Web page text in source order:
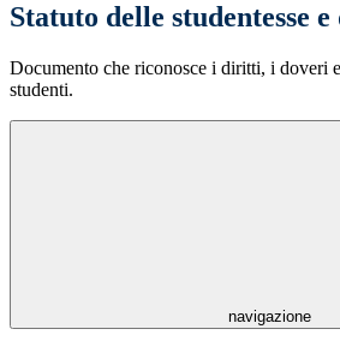
Statuto delle studentesse
Documento che riconosce i diritti, i doveri
studenti.
navigazione